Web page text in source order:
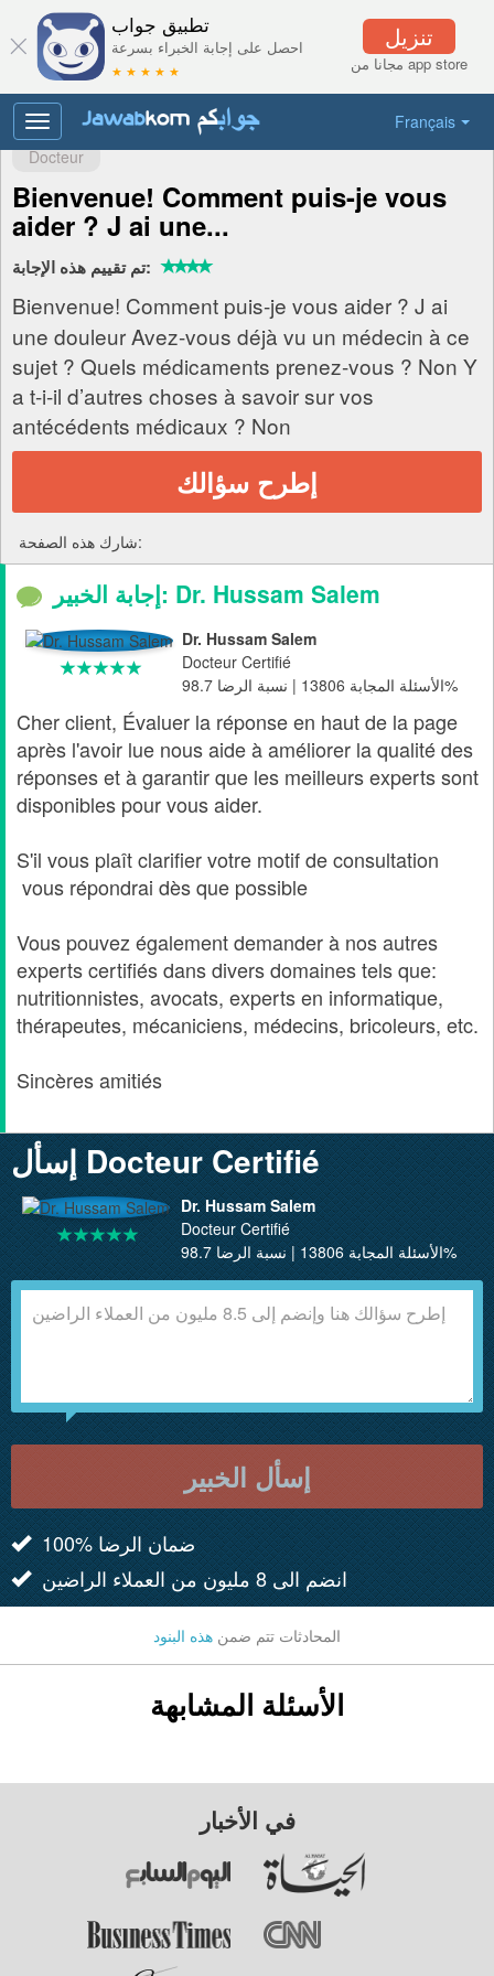
تنزيل
مجانا من app store
تطبيق جواب
احصل على إجابة الخبراء بسرعة
★ ★ ★ ★ ★
Français
Toggle
navigation
Docteur
Bienvenue! Comment puis-je vous
aider ? J ai une...
تم تقييم هذه الإجابة:
Bienvenue! Comment puis-je vous aider ? J ai
une douleur Avez-vous déjà vu un médecin à ce
sujet ? Quels médicaments prenez-vous ? Non Y
a t-i-il d’autres choses à savoir sur vos
antécédents médicaux ? Non
إطرح سؤالك
شارك هذه الصفحة:
إجابة الخبير: Dr. Hussam Salem
Dr. Hussam Salem
Docteur Certifié
الأسئلة المجابة 13806 | نسبة الرضا 98.7%
Cher client, Évaluer la réponse en haut de la page
après l'avoir lue nous aide à améliorer la qualité des
réponses et à garantir que les meilleurs experts sont
disponibles pour vous aider.
S'il vous plaît clarifier votre motif de consultation
vous répondrai dès que possible
Vous pouvez également demander à nos autres
experts certifiés dans divers domaines tels que:
nutritionnistes, avocats, experts en informatique,
thérapeutes, mécaniciens, médecins, bricoleurs, etc.
Sincères amitiés
إسأل Docteur Certifié
Dr. Hussam Salem
Docteur Certifié
الأسئلة المجابة 13806 | نسبة الرضا 98.7%
إسأل الخبير
100% ضمان الرضا
انضم الى 8 مليون من العملاء الراضين
المحادثات تتم ضمن هذه البنود
الأسئلة المشابهة
في الأخبار